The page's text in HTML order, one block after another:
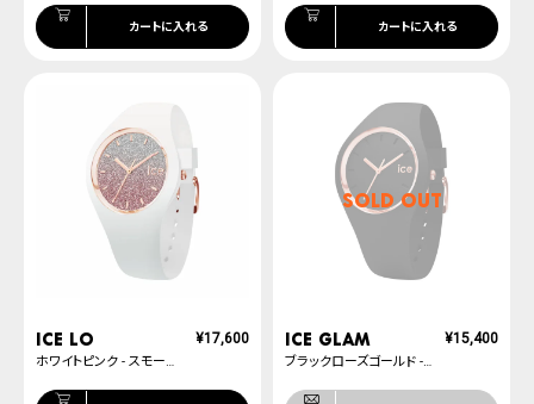
カートに入れる カートに入れる
ICE lo
ホワイトピンク - スモール+
¥17,600
SOLD OUT
ICE glam
ブラックローズゴールド - スモール+
¥15,400